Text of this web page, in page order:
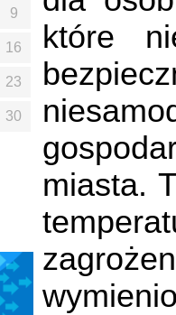
które
miasta.
9
16
23
30